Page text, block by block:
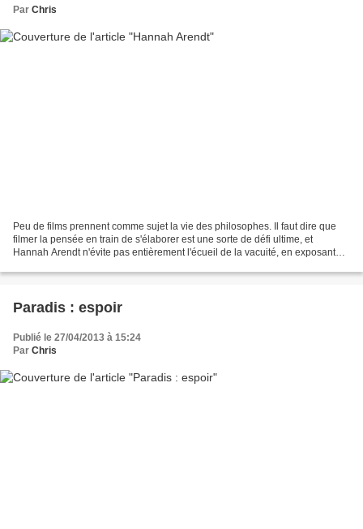
Par Chris
Peu de films prennent comme sujet la vie des philosophes. Il faut dire que
filmer la pensée en train de s'élaborer est une sorte de défi ultime, et
Hannah Arendt n'évite pas entièrement l'écueil de la vacuité, en exposant
Paradis : espoir
Publié le 27/04/2013 à 15:24
Par Chris